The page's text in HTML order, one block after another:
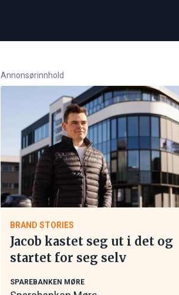
Annonsørinnhold
BRAND STORIES
Jacob kastet seg ut i det og
startet for seg selv
SPAREBANKEN MØRE